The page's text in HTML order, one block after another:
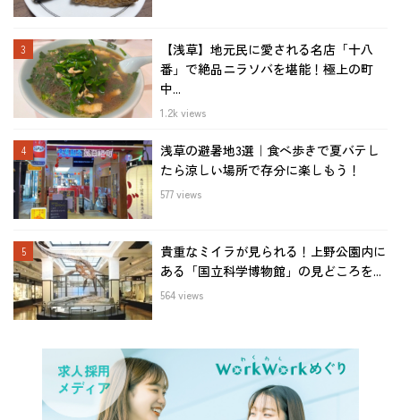
【浅草】地元民に愛される名店「十八
番」で絶品ニラソバを堪能！極上の町
中...
1.2k views
浅草の避暑地3選｜食べ歩きで夏バテし
たら涼しい場所で存分に楽しもう！
577 views
貴重なミイラが見られる！上野公園内に
ある「国立科学博物館」の見どころを...
564 views